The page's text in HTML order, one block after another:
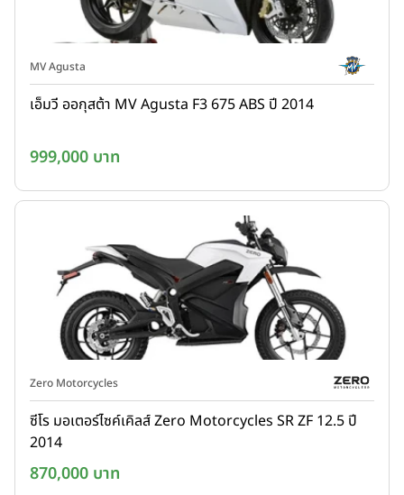
MV Agusta
เอ็มวี ออกุสต้า MV Agusta F3 675 ABS ปี 2014
999,000 บาท
Zero Motorcycles
ซีโร มอเตอร์ไซค์เคิลส์ Zero Motorcycles SR ZF 12.5 ปี
2014
870,000 บาท